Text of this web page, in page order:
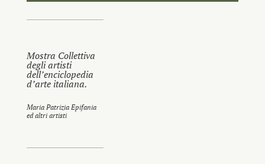
Mostra Collettiva
degli artisti
dell’enciclopedia
d’arte italiana.
Maria Patrizia Epifania
ed altri artisti